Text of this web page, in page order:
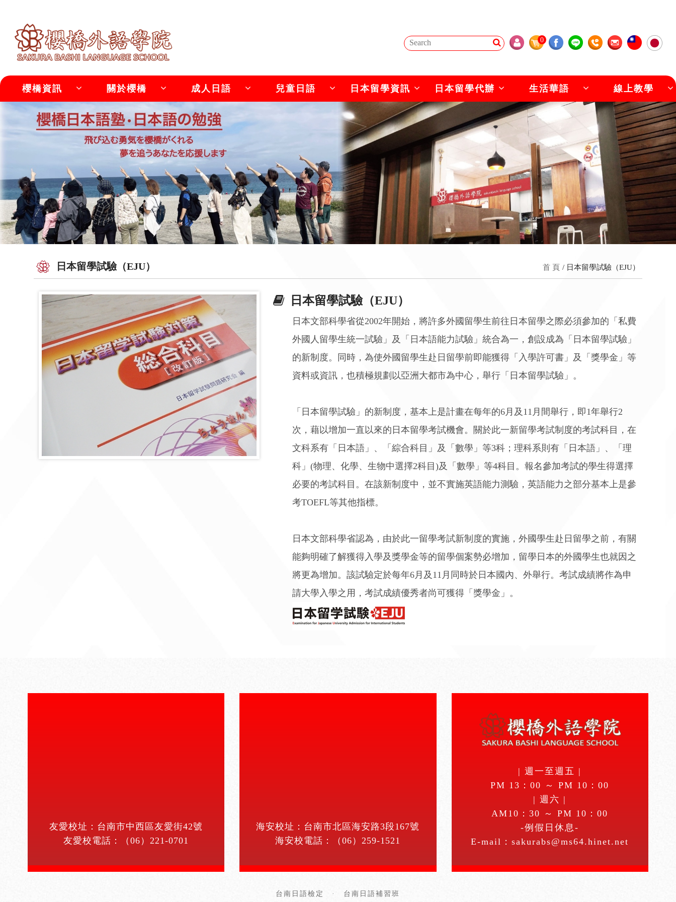
0
櫻橋資訊 關於櫻橋 成人日語 兒童日語 日本留學資訊 日本留學代辦 生活華語 線上教學
日本留學試驗（EJU） 首 頁 日本留學試驗（EJU）
日本留學試驗（EJU）
日本文部科學省從2002年開始，將許多外國留學生前往日本留學之際必須參加的「私費
外國人留學生統一試驗」及「日本語能力試驗」統合為一，創設成為「日本留學試驗」
的新制度。同時，為使外國留學生赴日留學前即能獲得「入學許可書」及「獎學金」等
資料或資訊，也積極規劃以亞洲大都市為中心，舉行「日本留學試驗」。
「日本留學試驗」的新制度，基本上是計畫在每年的6月及11月間舉行，即1年舉行2
次，藉以增加一直以來的日本留學考試機會。關於此一新留學考試制度的考試科目，在
文科系有「日本語」、「綜合科目」及「數學」等3科；理科系則有「日本語」、「理
科」(物理、化學、生物中選擇2科目)及「數學」等4科目。報名參加考試的學生得選擇
必要的考試科目。在該新制度中，並不實施英語能力測驗，英語能力之部分基本上是參
考TOEFL等其他指標。
日本文部科學省認為，由於此一留學考試新制度的實施，外國學生赴日留學之前，有關
能夠明確了解獲得入學及獎學金等的留學個案勢必增加，留學日本的外國學生也就因之
將更為增加。該試驗定於每年6月及11月同時於日本國內、外舉行。考試成績將作為申
請大學入學之用，考試成績優秀者尚可獲得「獎學金」。
友愛校址：台南市中西區友愛街42號
友愛校電話：
（06）221-0701
海安校址：台南市北區海安路3段167號
海安校電話：
（06）259-1521
| 週一至週五 |
PM 13：00 ～ PM 10：00
| 週六 |
AM10：30 ～ PM 10：00
-例假日休息-
E-mail：sakurabs@ms64.hinet.net
台南日語檢定 · 台南日語補習班